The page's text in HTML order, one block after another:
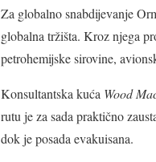
Za globalno snabdijevanje
globalna tržišta. Kroz njega
petrohemijske sirovine,
Konsultantska kuća Wood
rutu je za sada praktično
dok je posada evakuisana.